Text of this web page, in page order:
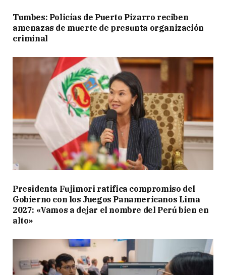
Tumbes: Policías de Puerto Pizarro reciben
amenazas de muerte de presunta organización
criminal
Presidenta Fujimori ratifica compromiso del
Gobierno con los Juegos Panamericanos Lima
2027: «Vamos a dejar el nombre del Perú bien en
alto»